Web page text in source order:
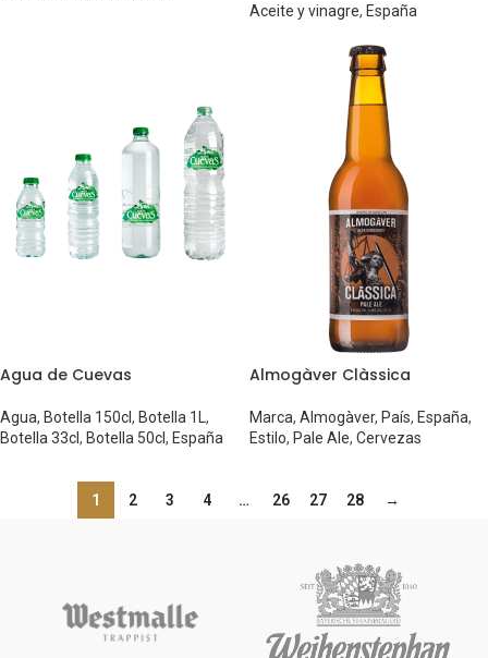
Aceite y vinagre, España
Agua de Cuevas
Agua, Botella 150cl, Botella 1L ,
Botella 33cl, Botella 50cl, España
Almogàver Clàssica
Marca, Almogàver, País, España,
Estilo, Pale Ale, Cervezas
1 2 3 4 … 26 27 28 →